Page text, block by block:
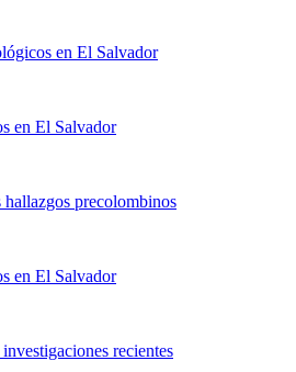
en El Salvador
en El Salvador
precolombinos
en El Salvador
recientes